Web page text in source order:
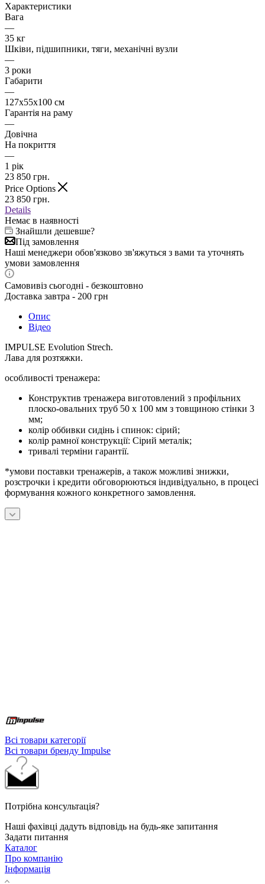
Характеристики
Вага
—
35 кг
Шківи, підшипники, тяги, механічні вузли
—
3 роки
Габарити
—
127х55х100 см
Гарантія на раму
—
Довічна
На покриття
—
1 рік
23 850 грн.
Price Options
23 850 грн.
Details
Немає в наявності
Знайшли дешевше?
Під замовлення
Наші менеджери обов'язково зв'яжуться з вами та уточнять
умови замовлення
Самовивіз сьогодні - безкоштовно
Доставка завтра - 200 грн
Опис
Відео
IMPULSE Evolution Strech.
Лава для розтяжки.
особливості тренажера:
Конструктив тренажера виготовлений з профільних
плоско-овальних труб 50 х 100 мм з товщиною стінки 3
мм;
колір оббивки сидінь і спинок: сірий;
колір рамної конструкції: Сірий металік;
тривалі терміни гарантії.
*умови поставки тренажерів, а також можливі знижки,
розстрочки і кредити обговорюються індивідуально, в процесі
формування кожного конкретного замовлення.
Всі товари категорії
Всі товари бренду Impulse
Потрібна консультація?
Наші фахівці дадуть відповідь на будь-яке запитання
Задати питання
Каталог
Про компанію
Інформація